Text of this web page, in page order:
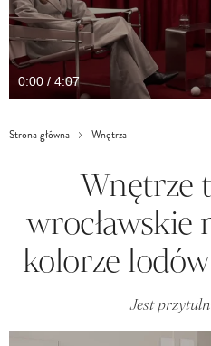
0:00 / 4:07
Strona główna Wnętrza
Wnętrze
wrocławskie
kolorze
Jest